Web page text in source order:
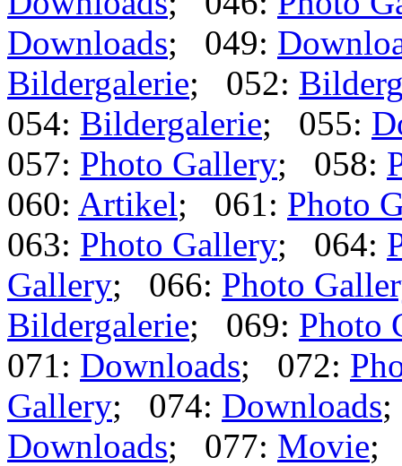
Downloads; 049:
Bildergalerie; 052:
054: Bildergalerie; 055:
057: Photo Gallery; 058:
060: Artikel; 061: Photo
063: Photo Gallery; 064:
Gallery; 066: Photo
Bildergalerie; 069: Photo
071: Downloads; 072:
Gallery; 074: Downloads
Downloads; 077: Movie;